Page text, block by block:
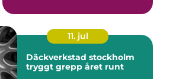
11. jul
Däckverkstad stockholm
tryggt grepp året runt